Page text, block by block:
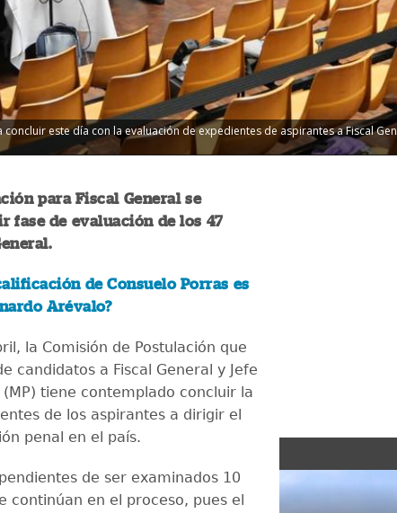
este día con la evaluación de expedientes de aspirantes a Fiscal
para Fiscal General se
fase de evaluación de los 47
de Consuelo Porras es
Arévalo?
la Comisión de Postulación que
candidatos a Fiscal General y Jefe
tiene contemplado concluir la
de los aspirantes a dirigir el
penal en el país.
de ser examinados 10
continúan en el proceso, pues el